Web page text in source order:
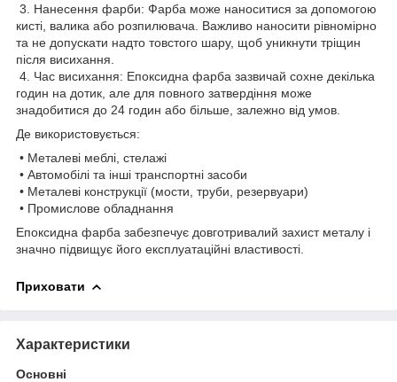
3. Нанесення фарби: Фарба може наноситися за допомогою
кисті, валика або розпилювача. Важливо наносити рівномірно
та не допускати надто товстого шару, щоб уникнути тріщин
після висихання.
4. Час висихання: Епоксидна фарба зазвичай сохне декілька
годин на дотик, але для повного затвердіння може
знадобитися до 24 годин або більше, залежно від умов.
Де використовується:
• Металеві меблі, стелажі
• Автомобілі та інші транспортні засоби
• Металеві конструкції (мости, труби, резервуари)
• Промислове обладнання
Епоксидна фарба забезпечує довготривалий захист металу і
значно підвищує його експлуатаційні властивості.
Приховати
Характеристики
Основні